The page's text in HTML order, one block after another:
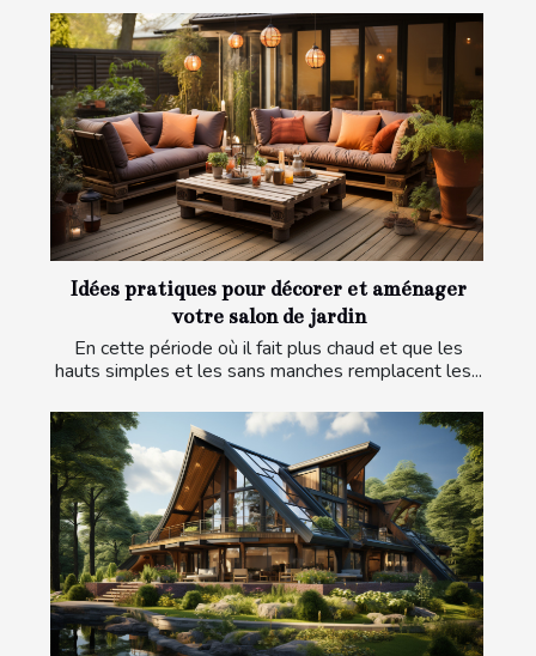
Idées pratiques pour décorer et aménager
votre salon de jardin
En cette période où il fait plus chaud et que les
hauts simples et les sans manches remplacent les...